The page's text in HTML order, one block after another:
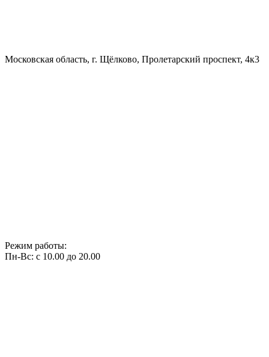
Московская область, г. Щёлково, Пролетарский проспект, 4к3
Режим работы:
Пн-Вс: с 10.00 до 20.00